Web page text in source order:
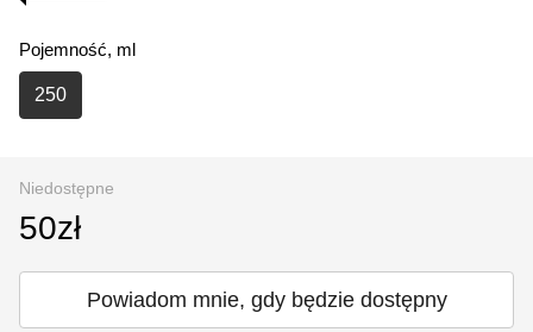
Pojemność, ml
250
Niedostępne
50zł
Powiadom mnie, gdy będzie dostępny